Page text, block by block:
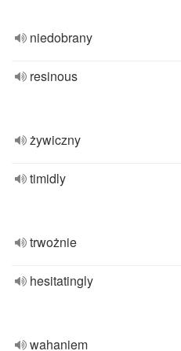
niedobrany
resinous
żywiczny
timidly
trwożnie
hesitatingly
wahaniem